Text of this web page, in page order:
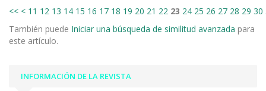
<< < 11 12 13 14 15 16 17 18 19 20 21 22 23 24 25 26 27 28 29 30
También puede Iniciar una búsqueda de similitud avanzada para
este artículo.
INFORMACIÓN DE LA REVISTA